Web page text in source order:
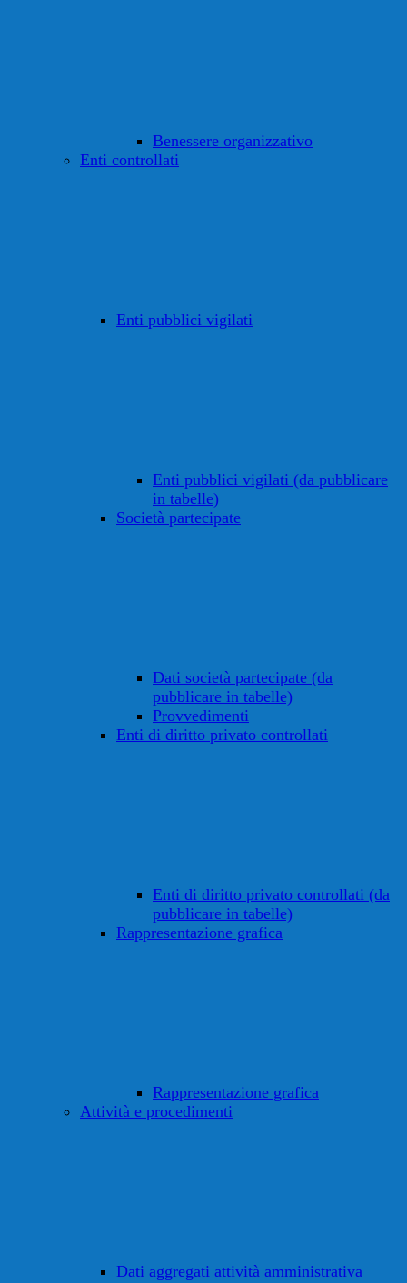
Benessere organizzativo
Enti controllati
Enti pubblici vigilati
Enti pubblici vigilati (da pubblicare
in tabelle)
Società partecipate
Dati società partecipate (da
pubblicare in tabelle)
Provvedimenti
Enti di diritto privato controllati
Enti di diritto privato controllati (da
pubblicare in tabelle)
Rappresentazione grafica
Rappresentazione grafica
Attività e procedimenti
Dati aggregati attività amministrativa